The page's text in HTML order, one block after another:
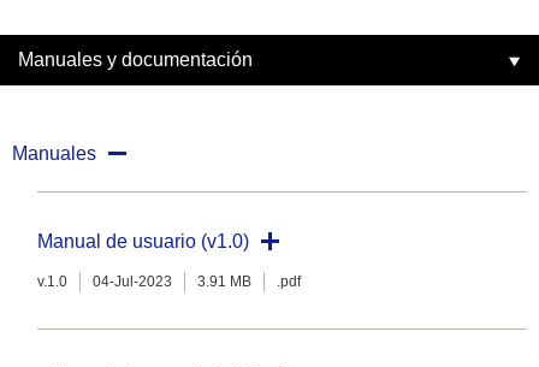
Manuales y documentación
Manuales
Manual de usuario (v1.0)
v.1.0 04-Jul-2023 3.91 MB .pdf